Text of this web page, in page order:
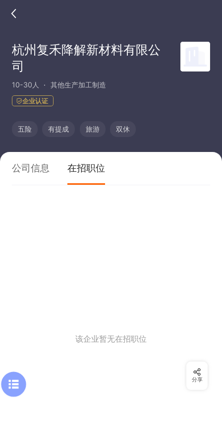
杭州复禾降解新材料有限公
司
10-30人 其他生产加工制造
企业认证
五险 有提成 旅游 双休
公司信息 在招职位
该企业暂无在招职位
分享